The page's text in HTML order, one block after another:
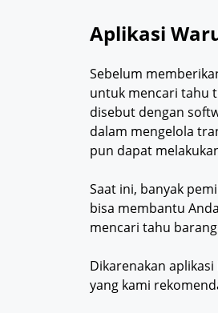
Aplikasi
Sebelum
untuk mencari tahu
disebut dengan
dalam mengelola
pun dapat
Saat ini, banyak
bisa membantu
mencari tahu
Dikarenakan
yang kami